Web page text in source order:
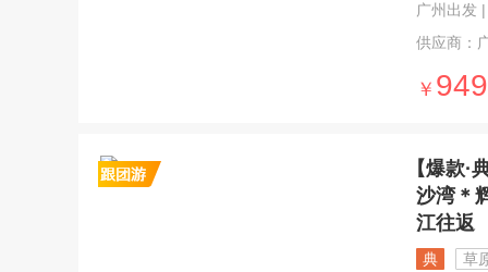
广州出发
供应商：
￥
【爆款
沙湾＊
江往返
典
草